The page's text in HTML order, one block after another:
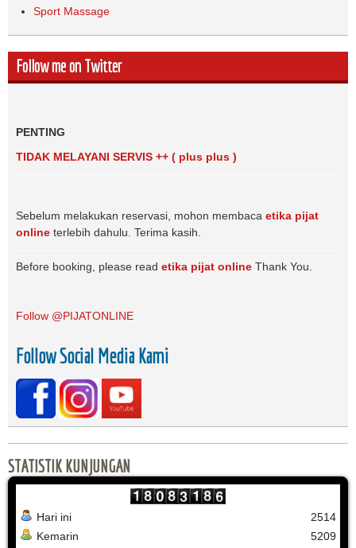
Sport Massage
Follow me on Twitter
PENTING
TIDAK MELAYANI SERVIS ++ ( plus plus )
Sebelum melakukan reservasi, mohon membaca etika pijat
online terlebih dahulu. Terima kasih.
Before booking, please read etika pijat online Thank You.
Follow @PIJATONLINE
Follow Social Media Kami
STATISTIK KUNJUNGAN
Hari ini
Kemarin
2514
5209